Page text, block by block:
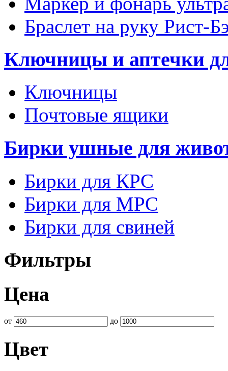
Браслет на руку Рист-
Ключницы и аптечки
Ключницы
Почтовые ящики
Бирки ушные для
Бирки для КРС
Бирки для МРС
Бирки для свиней
Фильтры
Цена
от до
Цвет